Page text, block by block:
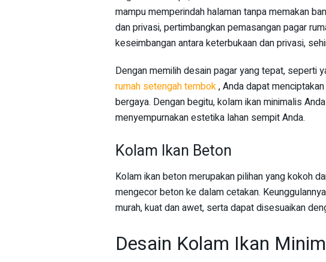
mampu memperindah halaman tanpa memakan
dan privasi, pertimbangkan pemasangan pagar
keseimbangan antara keterbukaan dan privasi,
Dengan memilih desain pagar yang tepat, seperti
rumah setengah tembok, Anda dapat
bergaya. Dengan begitu, kolam ikan minimalis
menyempurnakan estetika lahan sempit Anda.
Kolam Ikan Beton
Kolam ikan beton merupakan pilihan yang kokoh
mengecor beton ke dalam cetakan.
murah, kuat dan awet, serta dapat disesuaikan
Desain Kolam Ikan